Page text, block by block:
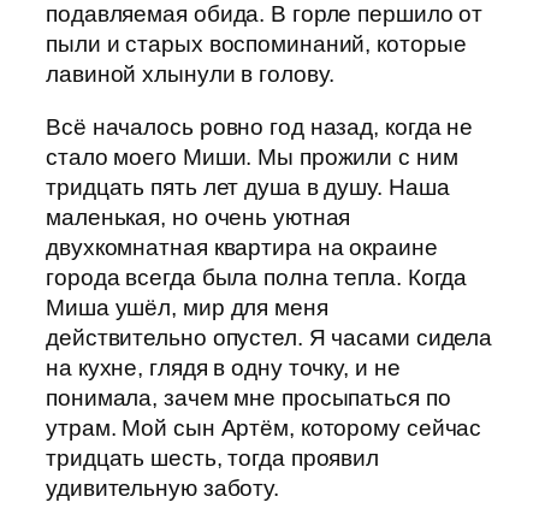
подавляемая обида. В горле першило от
пыли и старых воспоминаний, которые
лавиной хлынули в голову.
Всё началось ровно год назад, когда не
стало моего Миши. Мы прожили с ним
тридцать пять лет душа в душу. Наша
маленькая, но очень уютная
двухкомнатная квартира на окраине
города всегда была полна тепла. Когда
Миша ушёл, мир для меня
действительно опустел. Я часами сидела
на кухне, глядя в одну точку, и не
понимала, зачем мне просыпаться по
утрам. Мой сын Артём, которому сейчас
тридцать шесть, тогда проявил
удивительную заботу.